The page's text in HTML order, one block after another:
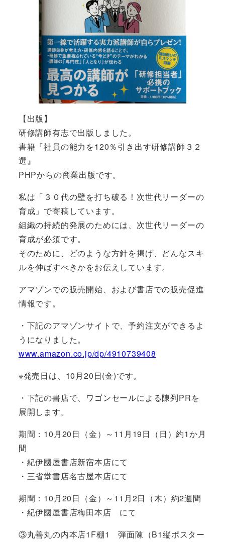
【出版】
研修講師有志で出版しました。
書籍『社員の能力を120％引き出す研修講師３２
選』
PHPからの商業出版です。
私は「３０代の壁を打ち破る！次世代リーダーの
育成」で寄稿しています。
組織の持続的発展のためには、次世代リーダーの
育成が必須です。
そのために、どのような方針を掲げ、どんなスキ
ルを伸ばすべきかをお伝えしています。
アマゾンでの販売開始、および書店での販売促進
情報です。
・下記のアマゾンサイトで、予約注文ができるよ
うになりました。
www.amazon.co.jp/dp/4910739408
※発売日は、10月20日(金)です。
・下記の書店で、ワゴンセールによる陳列PRを
展開します。
期間：10月20日（金）～11月19日（日）約1か月
間
・紀伊國屋書店新宿本店にて
・三省堂書店名古屋本店にて
期間：10月20日（金）～11月2日（木）約2週間
・紀伊國屋書店梅田本店 にて
③丸善丸の内本店1F棚1 弾面陳（B1縦ポスター